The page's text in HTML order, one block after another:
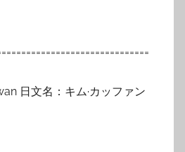
日文名：キム·カッファン